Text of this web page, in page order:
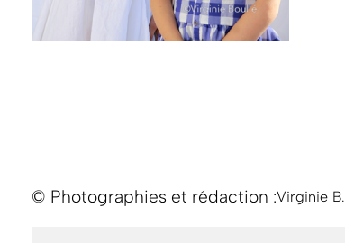
© Photographies et rédaction :Virginie B.